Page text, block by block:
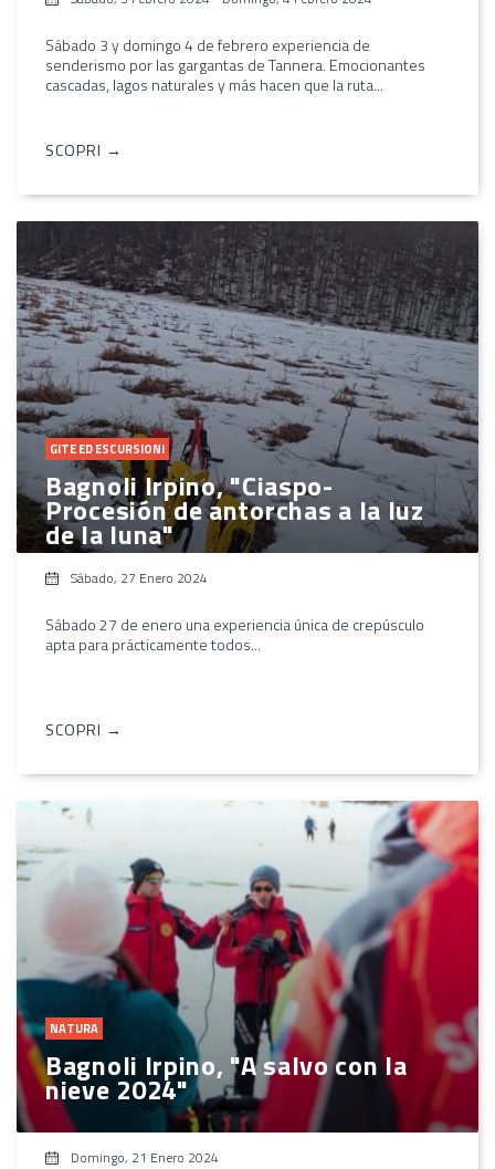
Sábado 3 y domingo 4 de febrero experiencia de
senderismo por las gargantas de Tannera. Emocionantes
cascadas, lagos naturales y más hacen que la ruta...
SCOPRI →
GITE ED ESCURSIONI
Bagnoli Irpino, "Ciaspo-
Procesión de antorchas a la luz
de la luna"
Sábado, 27 Enero 2024
Sábado 27 de enero una experiencia única de crepúsculo
apta para prácticamente todos...
SCOPRI →
NATURA
Bagnoli Irpino, "A salvo con la
nieve 2024"
Domingo, 21 Enero 2024